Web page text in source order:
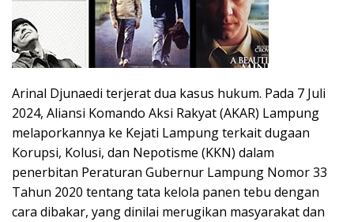
Arinal Djunaedi terjerat dua kasus hukum. Pada 7 Juli
2024, Aliansi Komando Aksi Rakyat (AKAR) Lampung
melaporkannya ke Kejati Lampung terkait dugaan
Korupsi, Kolusi, dan Nepotisme (KKN) dalam
penerbitan Peraturan Gubernur Lampung Nomor 33
Tahun 2020 tentang tata kelola panen tebu dengan
cara dibakar, yang dinilai merugikan masyarakat dan